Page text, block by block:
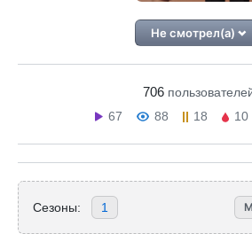
Не смотрел(а)
706
67
88 18 10
Сезоны: 1